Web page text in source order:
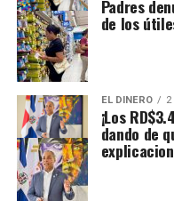
Padres
de los
EL DINERO 2
¡Los
dando de